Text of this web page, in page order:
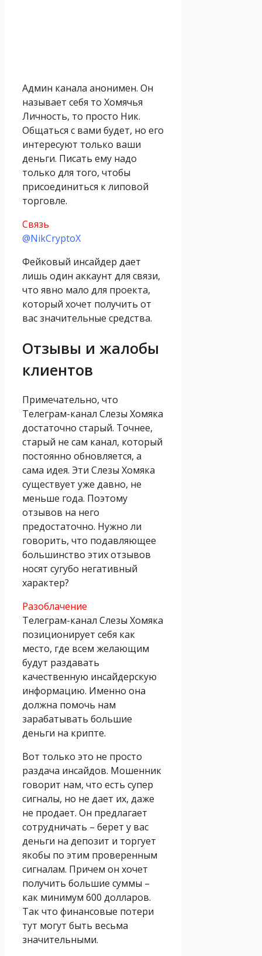
Админ канала анонимен. Он
называет себя то Хомячья
Личность, то просто Ник.
Общаться с вами будет, но его
интересуют только ваши
деньги. Писать ему надо
только для того, чтобы
присоединиться к липовой
торговле.
Связь
@NikCryptoX
Фейковый инсайдер дает
лишь один аккаунт для связи,
что явно мало для проекта,
который хочет получить от
вас значительные средства.
Отзывы и жалобы
клиентов
Примечательно, что
Телеграм-канал Слезы Хомяка
достаточно старый. Точнее,
старый не сам канал, который
постоянно обновляется, а
сама идея. Эти Слезы Хомяка
существует уже давно, не
меньше года. Поэтому
отзывов на него
предостаточно. Нужно ли
говорить, что подавляющее
большинство этих отзывов
носят сугубо негативный
характер?
Разоблачение
Телеграм-канал Слезы Хомяка
позиционирует себя как
место, где всем желающим
будут раздавать
качественную инсайдерскую
информацию. Именно она
должна помочь нам
зарабатывать большие
деньги на крипте.
Вот только это не просто
раздача инсайдов. Мошенник
говорит нам, что есть супер
сигналы, но не дает их, даже
не продает. Он предлагает
сотрудничать – берет у вас
деньги на депозит и торгует
якобы по этим проверенным
сигналам. Причем он хочет
получить большие суммы –
как минимум 600 долларов.
Так что финансовые потери
тут могут быть весьма
значительными.